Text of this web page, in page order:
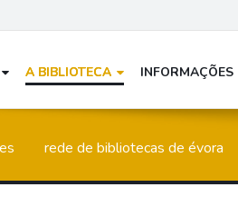
A BIBLIOTECA INFORMAÇÕES
rede de bibliotecas de évora